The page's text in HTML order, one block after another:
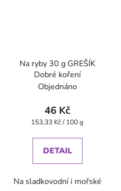
Na ryby 30 g GREŠÍK
Dobré koření
Objednáno
46 Kč
Měrná
153,33 Kč / 100 g
DETAIL
Na sladkovodní i mořské